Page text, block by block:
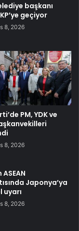
başkanı
geçiyor
8, 2026
PM, YDK ve
8, 2026
ASEAN
Japonya’ya
uyarı
8, 2026